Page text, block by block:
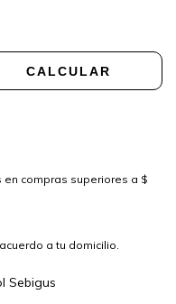
CALCULAR
en compras superiores a $
a tu domicilio.
Sebigus